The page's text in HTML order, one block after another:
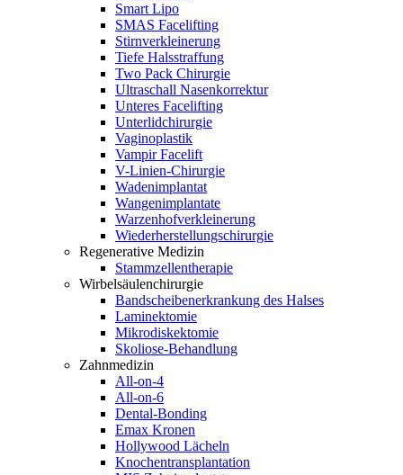
Smart Lipo
SMAS Facelifting
Stirnverkleinerung
Tiefe Halsstraffung
Two Pack Chirurgie
Ultraschall Nasenkorrektur
Unteres Facelifting
Unterlidchirurgie
Vaginoplastik
Vampir Facelift
V-Linien-Chirurgie
Wadenimplantat
Wangenimplantate
Warzenhofverkleinerung
Wiederherstellungschirurgie
Regenerative Medizin
Stammzellentherapie
Wirbelsäulenchirurgie
Bandscheibenerkrankung des Halses
Laminektomie
Mikrodiskektomie
Skoliose-Behandlung
Zahnmedizin
All-on-4
All-on-6
Dental-Bonding
Emax Kronen
Hollywood Lächeln
Knochentransplantation